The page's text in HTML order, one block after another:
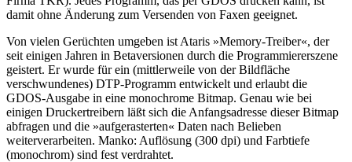
damit ohne Änderung zum Versenden von Faxen geeignet.
Von vielen Gerüchten umgeben ist Ataris »Memory-Treiber«, der
seit einigen Jahren in Betaversionen durch die Programmiererszene
geistert. Er wurde für ein (mittlerweile von der Bildfläche
verschwundenes) DTP-Programm entwickelt und erlaubt die
GDOS-Ausgabe in eine monochrome Bitmap. Genau wie bei
einigen Druckertreibern läßt sich die Anfangsadresse dieser Bitmap
abfragen und die »aufgerasterten« Daten nach Belieben
weiterverarbeiten. Manko: Auflösung (300 dpi) und Farbtiefe
(monochrom) sind fest verdrahtet.